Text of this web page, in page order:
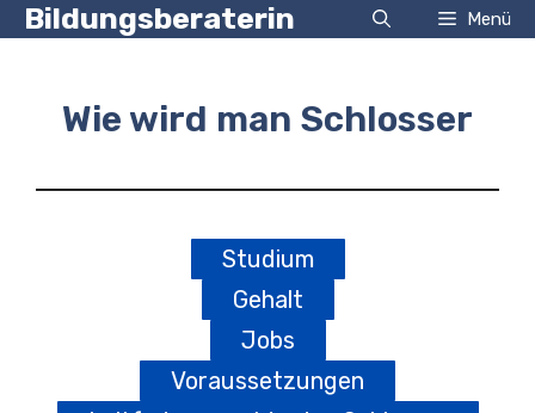
Zum
Inhalt
Bildungsberaterin Menü
Wie wird man Schlosser
Studium
Gehalt
Jobs
Voraussetzungen